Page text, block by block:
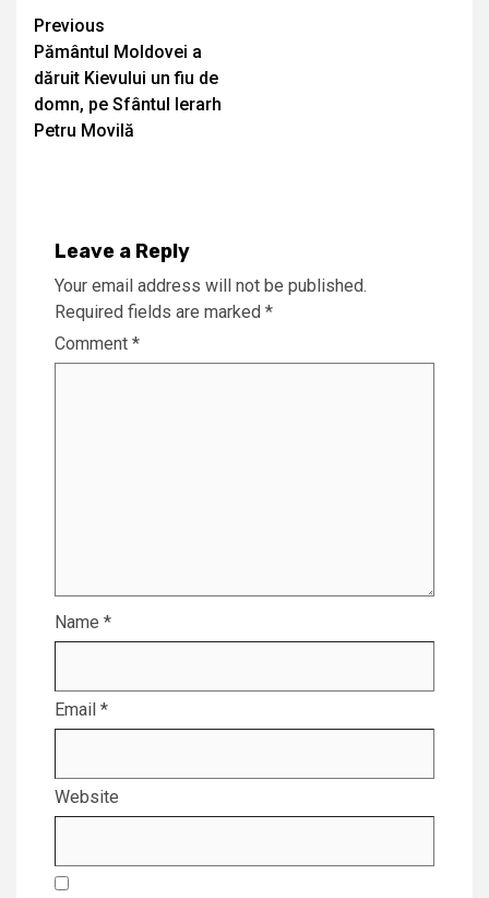
Continue
Reading
Previous
Pământul Moldovei a
dăruit Kievului un fiu de
domn, pe Sfântul Ierarh
Petru Movilă
Leave a Reply
Your email address will not be published.
Required fields are marked *
Comment *
Name *
Email *
Website